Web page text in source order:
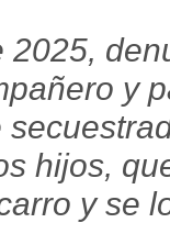
2025,
y
hijos,
y se